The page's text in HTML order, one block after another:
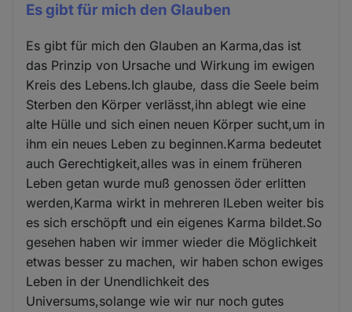
Es gibt für mich den Glauben
Es gibt für mich den Glauben an Karma,das ist
das Prinzip von Ursache und Wirkung im ewigen
Kreis des Lebens.Ich glaube, dass die Seele beim
Sterben den Körper verlässt,ihn ablegt wie eine
alte Hülle und sich einen neuen Körper sucht,um in
ihm ein neues Leben zu beginnen.Karma bedeutet
auch Gerechtigkeit,alles was in einem früheren
Leben getan wurde muß genossen öder erlitten
werden,Karma wirkt in mehreren lLeben weiter bis
es sich erschöpft und ein eigenes Karma bildet.So
gesehen haben wir immer wieder die Möglichkeit
etwas besser zu machen, wir haben schon ewiges
Leben in der Unendlichkeit des
Universums,solange wie wir nur noch gutes